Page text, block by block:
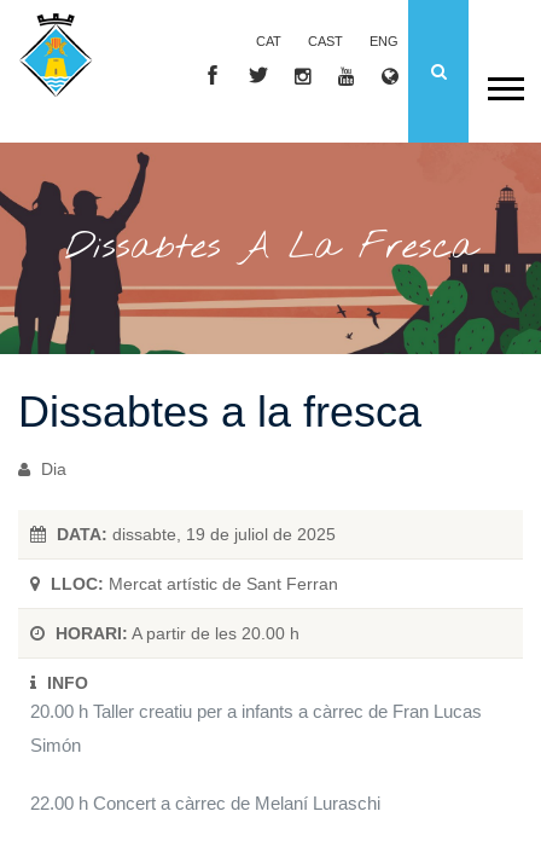
CAT CAST ENG
Dissabtes A La Fresca
Dissabtes a la fresca
Dia
DATA: dissabte, 19 de juliol de 2025
LLOC: Mercat artístic de Sant Ferran
HORARI: A partir de les 20.00 h
INFO
20.00 h Taller creatiu per a infants a càrrec de Fran Lucas
Simón
22.00 h Concert a càrrec de Melaní Luraschi